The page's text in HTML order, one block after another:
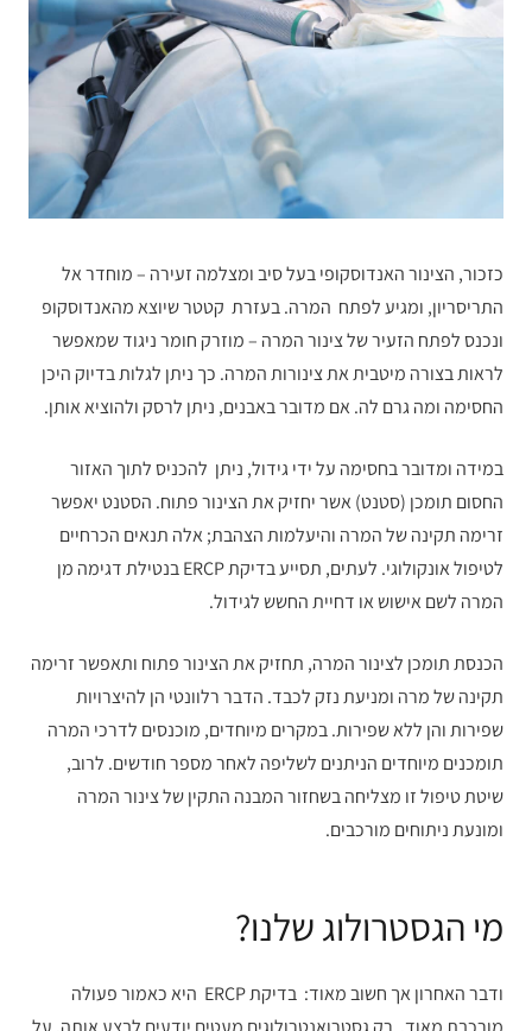
כזכור, הצינור האנדוסקופי בעל סיב ומצלמה זעירה – מוחדר אל
התריסריון, ומגיע לפתח המרה. בעזרת קטטר שיוצא מהאנדוסקופ
ונכנס לפתח הזעיר של צינור המרה – מוזרק חומר ניגוד שמאפשר
לראות בצורה מיטבית את צינורות המרה. כך ניתן לגלות בדיוק היכן
החסימה ומה גרם לה. אם מדובר באבנים, ניתן לרסק ולהוציא אותן.
במידה ומדובר בחסימה על ידי גידול, ניתן להכניס לתוך האזור
החסום תומכן (סטנט) אשר יחזיק את הצינור פתוח. הסטנט יאפשר
זרימה תקינה של המרה והיעלמות הצהבת; אלה תנאים הכרחיים
לטיפול אונקולוגי. לעתים, תסייע בדיקת ERCP בנטילת דגימה מן
המרה לשם אישוש או דחיית החשש לגידול.
הכנסת תומכן לצינור המרה, תחזיק את הצינור פתוח ותאפשר זרימה
תקינה של מרה ומניעת נזק לכבד. הדבר רלוונטי הן להיצרויות
שפירות והן ללא שפירות. במקרים מיוחדים, מוכנסים לדרכי המרה
תומכנים מיוחדים הניתנים לשליפה לאחר מספר חודשים. לרוב,
שיטת טיפול זו מצליחה בשחזור המבנה התקין של צינור המרה
ומונעת ניתוחים מורכבים.
מי הגסטרולוג שלנו?
ודבר האחרון אך חשוב מאוד: בדיקת ERCP היא כאמור פעולה